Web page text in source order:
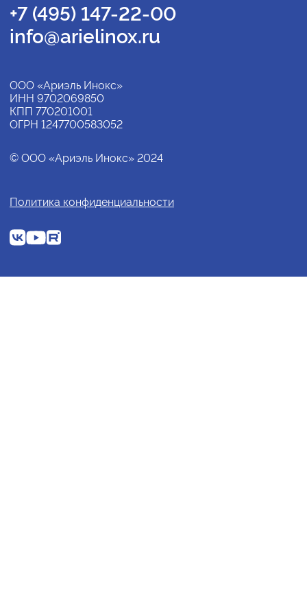
+7 (495) 147-22-00
info@arielinox.ru
ООО «Ариэль Инокс»
ИНН 9702069850
КПП 770201001
ОГРН 1247700583052
© ООО «Ариэль Инокс» 2024
Политика конфиденциальности